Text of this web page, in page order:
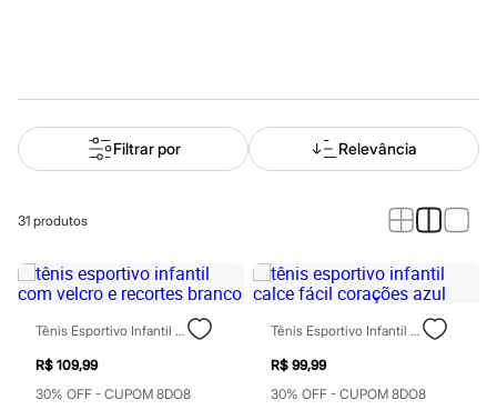
Roupas
Blusas e Camisetas
Básicos
Calças
Macacões
Shorts e Bermudas
Vestidos
Acessórios
Bolsas
Bonés e Chapéus
Bijoux
Cintos
Óculos
Filtrar por Relevância
31 produtos
Tênis Esportivo Infantil Com Velcro E Recortes Branco
R$ 109,99
30% OFF - CUPOM 8DO8
Tênis Esportivo Infantil Calce Fácil Corações Azul
R$ 99,99
30% OFF - CUPOM 8DO8